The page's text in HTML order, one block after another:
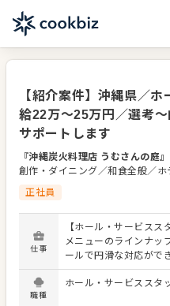
【紹介案件】沖縄県／
給22万〜25万円／選考
サポートします
『沖縄炭火料理店 うむさんの庭』
創作・ダイニング／和食全般／ホ
正社員
仕事
【ホール・サービスス
メニューのラインナッ
ールで円滑な対応がで
ュニケーションも大切
お客さまから直接感謝
職種
ホール・サービススタ